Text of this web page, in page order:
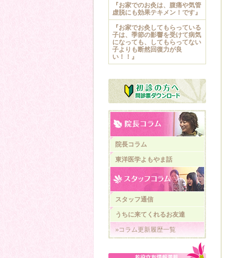
『お家でのお灸は、腹痛や気管
虚脱にも効果テキメン！です』
『お家でお灸してもらっている
子は、季節の影響を受けて病気
になっても、してもらってない
子よりも断然回復力が良
い！！』
院長コラム
東洋医学よもやま話
スタッフ通信
うちに来てくれるお友達
»コラム更新履歴一覧